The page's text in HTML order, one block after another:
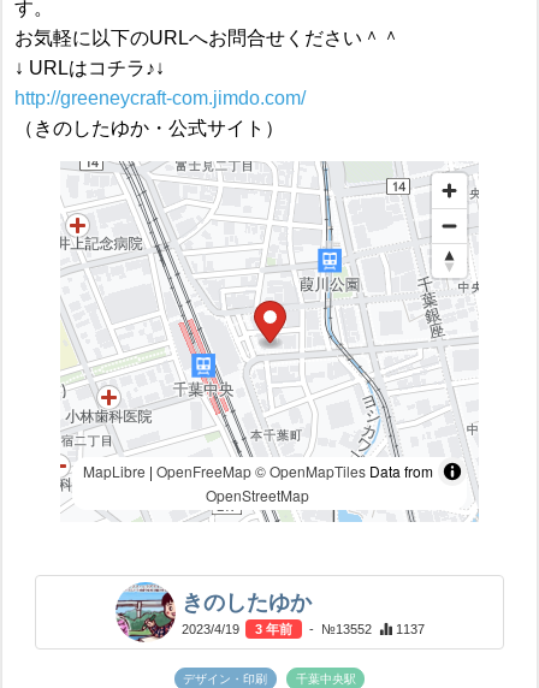
す。
お気軽に以下のURLへお問合せください＾＾
↓ URLはコチラ♪↓
http://greeneycraft-com.jimdo.com/
（きのしたゆか・公式サイト）
MapLibre | OpenFreeMap © OpenMapTilesData from
OpenStreetMap
きのしたゆか
2023/4/19 3 年前 - №13552 1137
デザイン・印刷 千葉中央駅